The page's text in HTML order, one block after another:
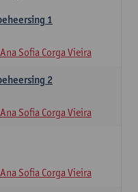
1
Ana Sofia Corga Vieira
2
Ana Sofia Corga Vieira
Ana Sofia Corga Vieira